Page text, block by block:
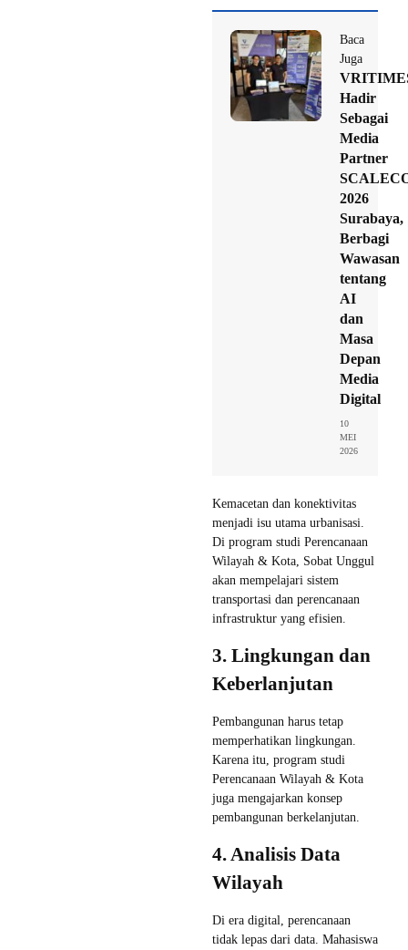
Baca
Juga
Hadir
Sebagai
Media
Partner
2026
Surabaya,
Berbagi
Wawasan
tentang
AI
dan
Masa
Depan
Media
Digital
10
MEI
2026
Kemacetan dan konektivitas
menjadi isu utama urbanisasi.
Di program studi Perencanaan
Wilayah & Kota, Sobat Unggul
akan mempelajari sistem
transportasi dan perencanaan
infrastruktur yang efisien.
3. Lingkungan dan
Keberlanjutan
Pembangunan harus tetap
memperhatikan lingkungan.
Karena itu, program studi
Perencanaan Wilayah & Kota
juga mengajarkan konsep
pembangunan berkelanjutan.
4. Analisis Data
Wilayah
Di era digital, perencanaan
tidak lepas dari data. Mahasiswa